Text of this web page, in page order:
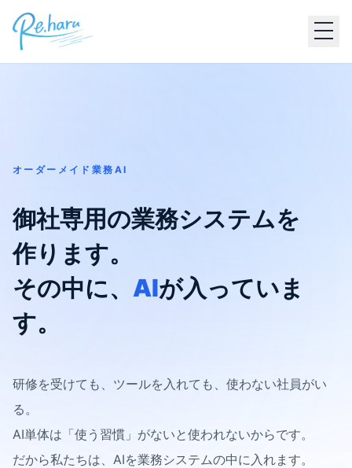
オーダーメイド業務AI
御社専用の業務システムを
作ります。
その中に、 AIが入っていま
す。
研修を受けても、ツールを入れても、使わない社員がい
る。
AI単体は「使う習慣」がないと使われないからです。
だから私たちは、AIを業務システムの中に入れます。